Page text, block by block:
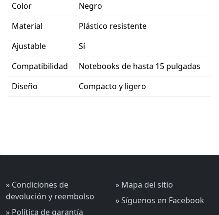
Color
Negro
Material
Plástico resistente
Ajustable
Sí
Compatibilidad
Notebooks de hasta 15 pulgadas
Diseño
Compacto y ligero
» Condiciones de
devolución y reembolso
» Política de garantía
» Mapa del sitio
» Síguenos en Facebook